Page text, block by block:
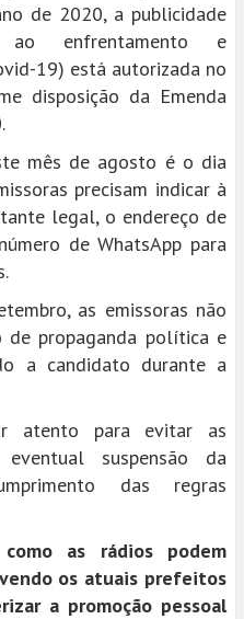
de 2020, a publicidade
ao enfrentamento e
19) está autorizada no
disposição da Emenda
mês de agosto é o dia
precisam indicar à
legal, o endereço de
de WhatsApp para
as emissoras não
propaganda política e
a candidato durante a
atento para evitar as
suspensão da
das regras
as rádios podem
os atuais prefeitos
a promoção pessoal